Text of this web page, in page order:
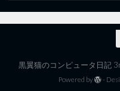
黒翼猫のコンピュータ日記
Powered by -